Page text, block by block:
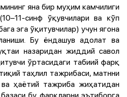
яна бир муҳим камчилиги
синф ўқувчилари ва кўп
эга ўқитувчилар) учун ягона
Бу ёндашув адолат ва
назаридан жиддий савол
ўртасидаги табиий фарқ
таҳлил тажрибаси, матнни
ҳаётий тажриба жиҳатидан